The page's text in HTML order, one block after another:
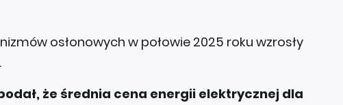
osłonowych w połowie 2025 roku wzrosły
że średnia cena energii elektrycznej dla